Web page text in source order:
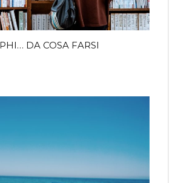
DA COSA FARSI